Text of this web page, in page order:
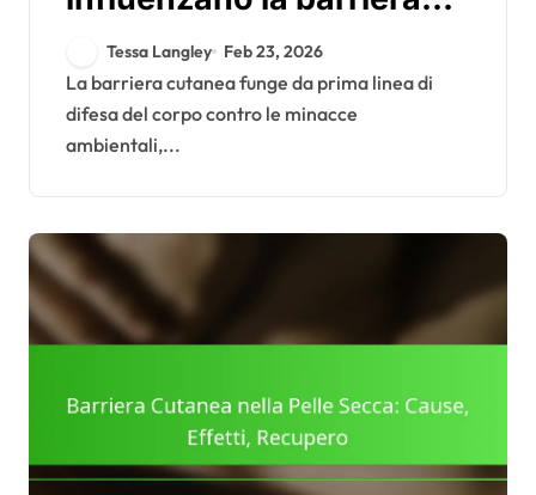
cutanea: inquinamento,
clima, UV
Tessa Langley Feb 23, 2026
La barriera cutanea funge da prima linea di
difesa del corpo contro le minacce
ambientali,...